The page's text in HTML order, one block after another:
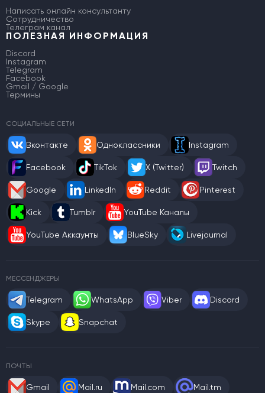
Написать онлайн консультанту
Сотрудничество
Телеграм канал
ПОЛЕЗНАЯ ИНФОРМАЦИЯ
Discord
Instagram
Telegram
Facebook
Gmail / Google
Термины
СОЦИАЛЬНЫЕ СЕТИ
Вконтакте Одноклассники Instagram
Facebook TikTok X (Twitter) Twitch
Google LinkedIn Reddit Pinterest
Kick Tumblr YouTube Каналы
YouTube Аккаунты BlueSky Livejournal
МЕССЕНДЖЕРЫ
Telegram WhatsApp Viber Discord
Skype Snapchat
ПОЧТЫ
Gmail Mail.ru Mail.com Mail.tm